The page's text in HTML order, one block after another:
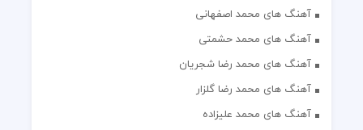
آهنگ های محمد اصفهانی
آهنگ های محمد حشمتی
آهنگ های محمد رضا شجریان
آهنگ های محمد رضا گلزار
آهنگ های محمد علیزاده